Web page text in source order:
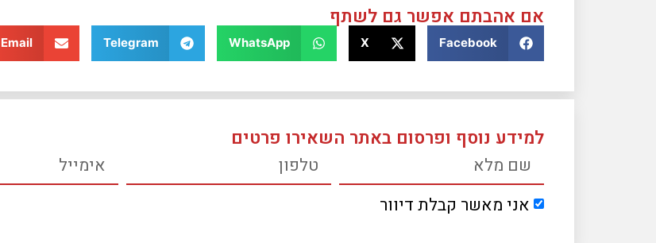
אם אהבתם אפשר גם לשתף
Facebook
X
WhatsApp
Telegram
Email
למידע נוסף ופרסום באתר השאירו פרטים
אני מאשר קבלת דיוור